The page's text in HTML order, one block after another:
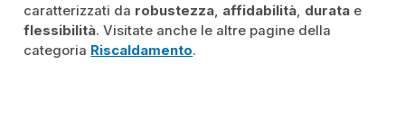
caratterizzati da robustezza, affidabilità, durata e
flessibilità. Visitate anche le altre pagine della
categoria Riscaldamento.